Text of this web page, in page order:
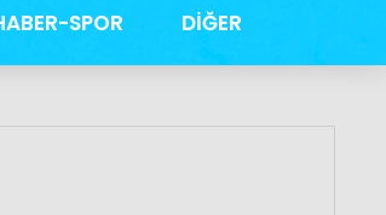
SPOR DİĞER